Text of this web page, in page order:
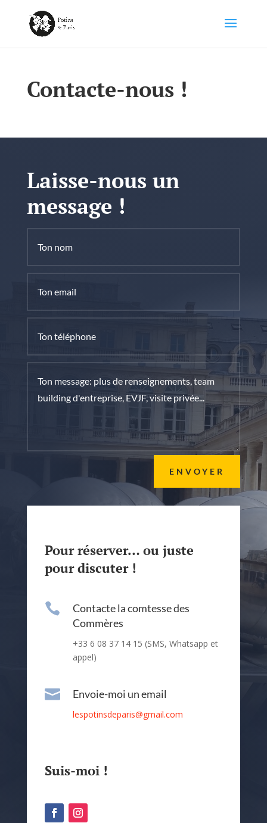
Contacte-nous !
Laisse-nous un
message !
ENVOYER
Pour réserver… ou juste
pour discuter !

Contacte la comtesse des
Commères
+33 6 08 37 14 15 (SMS, Whatsapp et
appel)
 Envoie-moi un email
lespotinsdeparis@gmail.com
Suis-moi !